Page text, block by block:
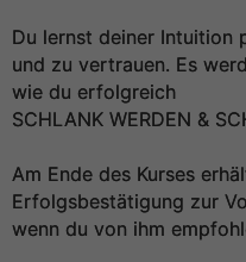
Du lernst deiner Intuition
und zu vertrauen. Es
wie du erfolgreich
SCHLANK WERDEN &
Am Ende des Kurses
Erfolgsbestätigung zur
wenn du von ihm